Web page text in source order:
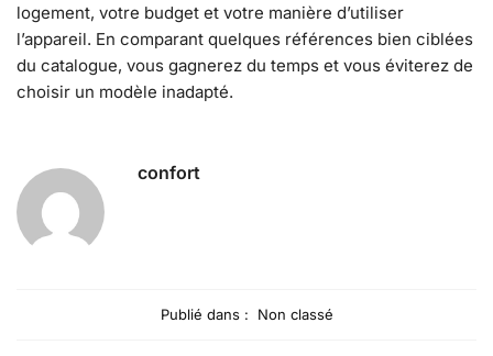
logement, votre budget et votre manière d’utiliser
l’appareil. En comparant quelques références bien ciblées
du catalogue, vous gagnerez du temps et vous éviterez de
choisir un modèle inadapté.
confort
Publié dans : Non classé